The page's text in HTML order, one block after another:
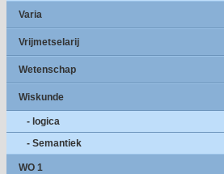
Varia
Vrijmetselarij
Wetenschap
Wiskunde
- logica
- Semantiek
WO 1